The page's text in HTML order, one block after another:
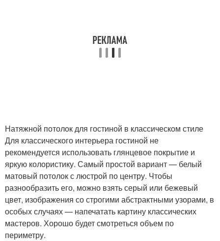
Натяжной потолок для гостиной в классическом стиле
Для классического интерьера гостиной не
рекомендуется использовать глянцевое покрытие и
яркую колористику. Самый простой вариант — белый
матовый потолок с люстрой по центру. Чтобы
разнообразить его, можно взять серый или бежевый
цвет, изображения со строгими абстрактными узорами, в
особых случаях — напечатать картину классических
мастеров. Хорошо будет смотреться объем по
периметру.